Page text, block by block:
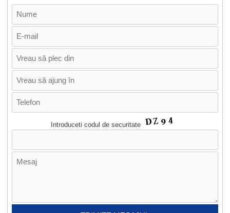
Introduceti codul de securitate